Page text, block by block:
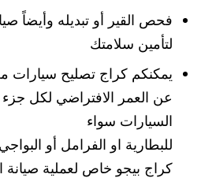
فحص القير أو تبديله وأيضاً
لتأمين سلامتك
يمكنكم كراج تصليح
عن العمر الافتراضي لكل
السيارات سواء
للبطارية او الفرامل أو
كراج بيجو خاص لعملية صيانة